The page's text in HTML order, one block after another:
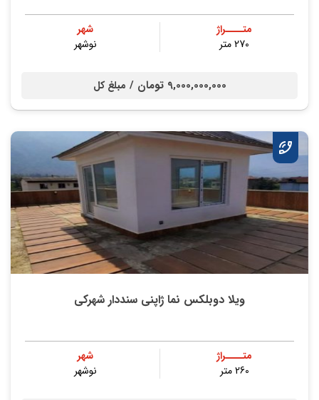
متــــراژ
270 متر
شهر
نوشهر
9,000,000,000 تومان / مبلغ کل
ویلا دوبلکس نما ژاپنی سنددار شهرکی
متــــراژ
260 متر
شهر
نوشهر